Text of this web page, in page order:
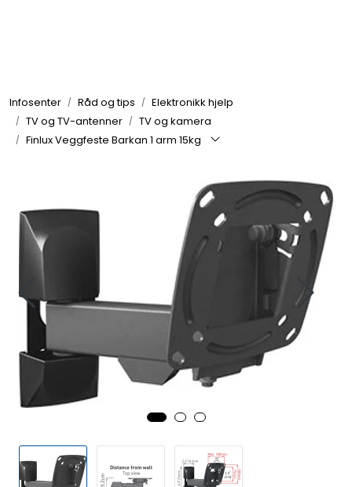
Infosenter Råd og tips
Elektronikk hjelp
TV og TV-antenner
TV og kamera
Finlux Veggfeste Barkan 1 arm 15kg
Elektrisk
Komfort
VVS
Motor/Styring
Fortøyning
Fritid/Sikkerhet
Båtpleie/Opplag